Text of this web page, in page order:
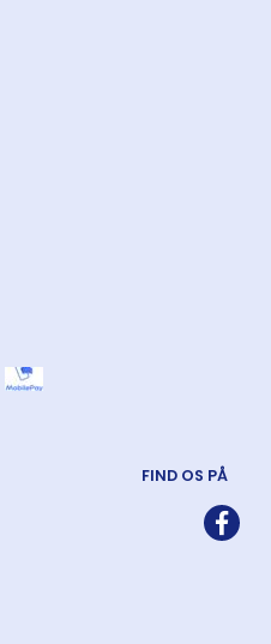
FIND OS PÅ